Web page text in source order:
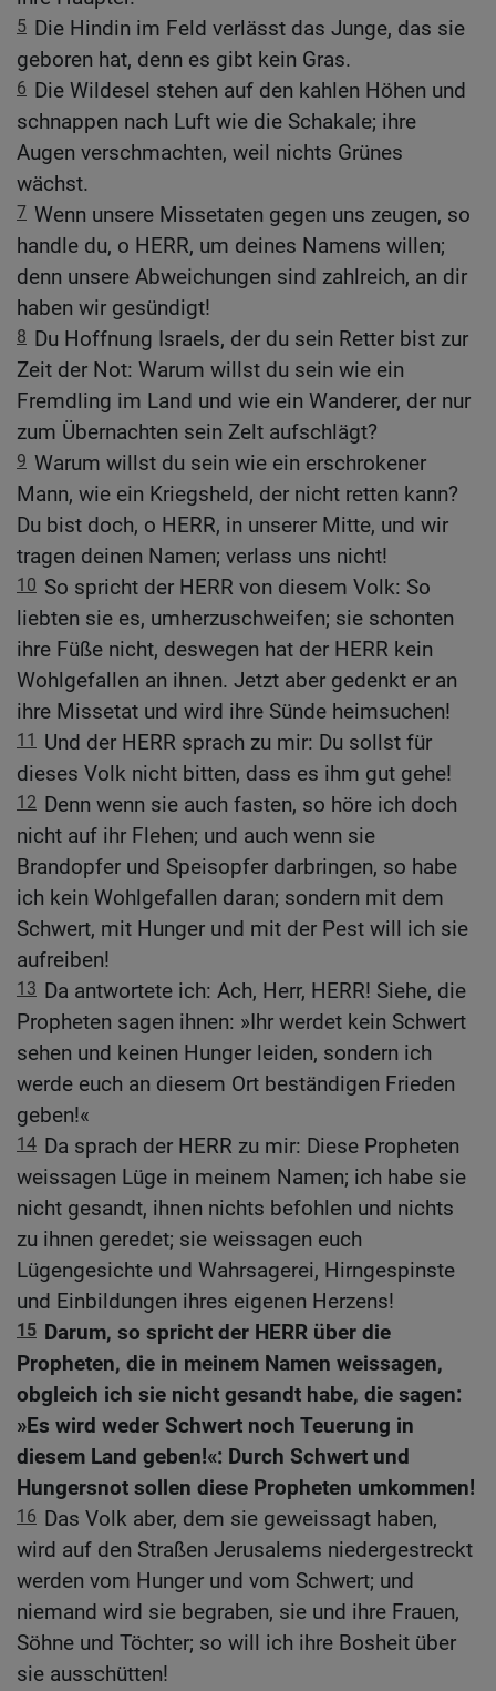
5 Die Hindin im Feld verlässt das Junge, das sie
geboren hat, denn es gibt kein Gras.
6 Die Wildesel stehen auf den kahlen Höhen und
schnappen nach Luft wie die Schakale; ihre
Augen verschmachten, weil nichts Grünes
wächst.
7 Wenn unsere Missetaten gegen uns zeugen, so
handle du, o HERR, um deines Namens willen;
denn unsere Abweichungen sind zahlreich, an dir
haben wir gesündigt!
8 Du Hoffnung Israels, der du sein Retter bist zur
Zeit der Not: Warum willst du sein wie ein
Fremdling im Land und wie ein Wanderer, der nur
zum Übernachten sein Zelt aufschlägt?
9 Warum willst du sein wie ein erschrokener
Mann, wie ein Kriegsheld, der nicht retten kann?
Du bist doch, o HERR, in unserer Mitte, und wir
tragen deinen Namen; verlass uns nicht!
10 So spricht der HERR von diesem Volk: So
liebten sie es, umherzuschweifen; sie schonten
ihre Füße nicht, deswegen hat der HERR kein
Wohlgefallen an ihnen. Jetzt aber gedenkt er an
ihre Missetat und wird ihre Sünde heimsuchen!
11
Und der HERR sprach zu mir: Du sollst für
dieses Volk nicht bitten, dass es ihm gut gehe!
12 Denn wenn sie auch fasten, so höre ich doch
nicht auf ihr Flehen; und auch wenn sie
Brandopfer und Speisopfer darbringen, so habe
ich kein Wohlgefallen daran; sondern mit dem
Schwert, mit Hunger und mit der Pest will ich sie
aufreiben!
13 Da antwortete ich: Ach, Herr, HERR! Siehe, die
Propheten sagen ihnen: »Ihr werdet kein Schwert
sehen und keinen Hunger leiden, sondern ich
werde euch an diesem Ort beständigen Frieden
geben!«
14 Da sprach der HERR zu mir: Diese Propheten
weissagen Lüge in meinem Namen; ich habe sie
nicht gesandt, ihnen nichts befohlen und nichts
zu ihnen geredet; sie weissagen euch
Lügengesichte und Wahrsagerei, Hirngespinste
und Einbildungen ihres eigenen Herzens!
15 Darum, so spricht der HERR über die
Propheten, die in meinem Namen weissagen,
obgleich ich sie nicht gesandt habe, die sagen:
»Es wird weder Schwert noch Teuerung in
diesem Land geben!«: Durch Schwert und
Hungersnot sollen diese Propheten umkommen!
16 Das Volk aber, dem sie geweissagt haben,
wird auf den Straßen Jerusalems niedergestreckt
werden vom Hunger und vom Schwert; und
niemand wird sie begraben, sie und ihre Frauen,
Söhne und Töchter; so will ich ihre Bosheit über
sie ausschütten!